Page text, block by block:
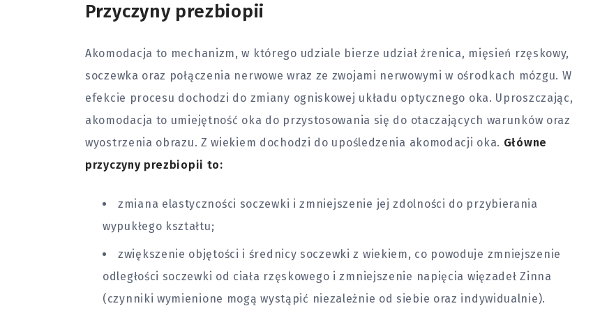
Przyczyny prezbiopii
Akomodacja to mechanizm, w którego udziale bierze udział źrenica, mięsień rzęskowy,
soczewka oraz połączenia nerwowe wraz ze zwojami nerwowymi w ośrodkach mózgu. W
efekcie procesu dochodzi do zmiany ogniskowej układu optycznego oka. Uproszczając,
akomodacja to umiejętność oka do przystosowania się do otaczających warunków oraz
wyostrzenia obrazu. Z wiekiem dochodzi do upośledzenia akomodacji oka. Główne
przyczyny prezbiopii to:
zmiana elastyczności soczewki i zmniejszenie jej zdolności do przybierania
wypukłego kształtu;
zwiększenie objętości i średnicy soczewki z wiekiem, co powoduje zmniejszenie
odległości soczewki od ciała rzęskowego i zmniejszenie napięcia więzadeł Zinna
(czynniki wymienione mogą wystąpić niezależnie od siebie oraz indywidualnie).